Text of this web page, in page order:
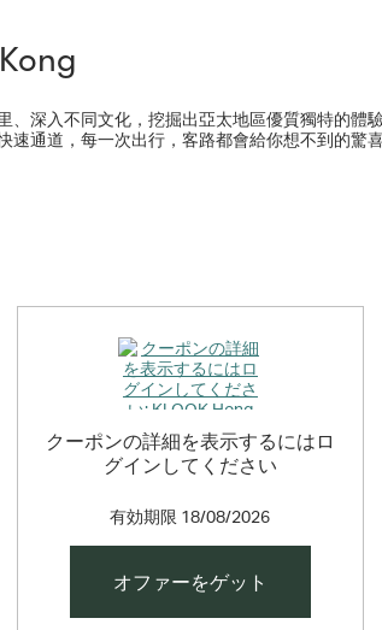
深入不同文化，挖掘出亞太地區優質獨特的體
通道，每一次出行，客路都會給你想不到的驚喜
敢遊戲中喧嘩。
クーポンの詳細を表示するにはロ
グインしてください
有効期限 18/08/2026
オファーをゲット